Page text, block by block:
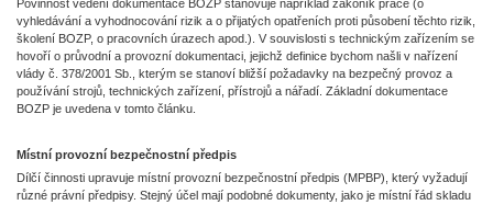
Povinnost vedení dokumentace BOZP stanovuje například zákoník práce (o
vyhledávání a vyhodnocování rizik a o přijatých opatřeních proti působení těchto rizik,
školení BOZP, o pracovních úrazech apod.). V souvislosti s technickým zařízením se
hovoří o průvodní a provozní dokumentaci, jejichž definice bychom našli v nařízení
vlády č. 378/2001 Sb., kterým se stanoví bližší požadavky na bezpečný provoz a
používání strojů, technických zařízení, přístrojů a nářadí. Základní dokumentace
BOZP je uvedena v tomto článku.
Místní provozní bezpečnostní předpis
Dílčí činnosti upravuje místní provozní bezpečnostní předpis (MPBP), který vyžadují
různé právní předpisy. Stejný účel mají podobné dokumenty, jako je místní řád skladu